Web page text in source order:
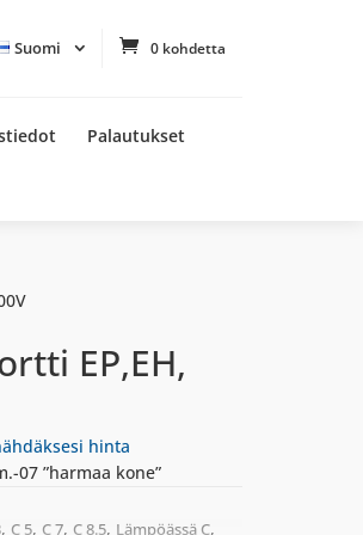
Suomi 0 kohdetta
Palautukset
EP,EH,
hinta
07 ”harmaa kone”
, C 5, C 7, C 8.5, Lämpöässä C,